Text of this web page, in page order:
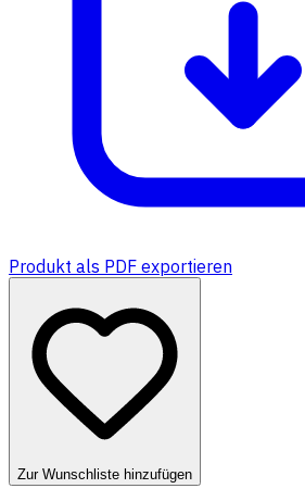
Produkt als PDF exportieren
Zur Wunschliste hinzufügen